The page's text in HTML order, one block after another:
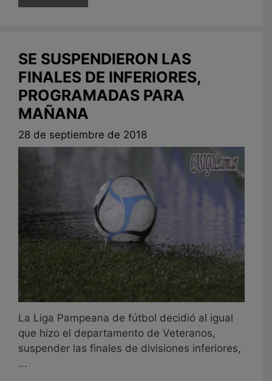
SE SUSPENDIERON LAS
FINALES DE INFERIORES,
PROGRAMADAS PARA
MAÑANA
28 de septiembre de 2018
La Liga Pampeana de fútbol decidió al igual
que hizo el departamento de Veteranos,
suspender las finales de divisiones inferiores,
...